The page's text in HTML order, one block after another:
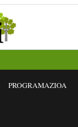
PROGRAMAZIOA